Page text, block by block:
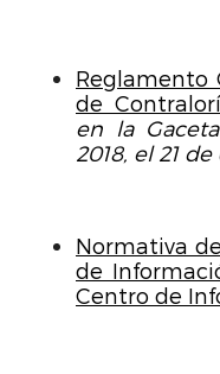
Reglamento
de
en la
2018, el 21
Normativa
de
Centro de